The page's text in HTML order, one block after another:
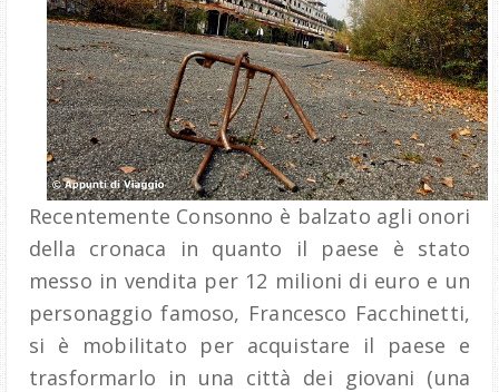
Recentemente Consonno è balzato agli onori
della cronaca in quanto il paese è stato
messo in vendita per 12 milioni di euro e un
personaggio famoso, Francesco Facchinetti,
si è mobilitato per acquistare il paese e
trasformarlo in una città dei giovani (una